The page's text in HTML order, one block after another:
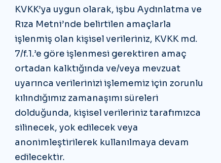
KVKK’ya uygun olarak, işbu Aydınlatma ve
Rıza Metni’nde belirtilen amaçlarla
işlenmiş olan kişisel verileriniz, KVKK md.
7/f.1.’e göre işlenmesi gerektiren amaç
ortadan kalktığında ve/veya mevzuat
uyarınca verilerinizi işlememiz için zorunlu
kılındığımız zamanaşımı süreleri
dolduğunda, kişisel verileriniz tarafımızca
silinecek, yok edilecek veya
anonimleştirilerek kullanılmaya devam
edilecektir.